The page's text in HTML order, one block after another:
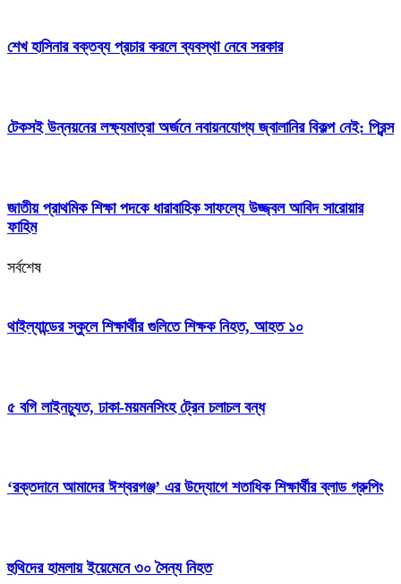
শেখ হাসিনার বক্তব্য প্রচার করলে ব্যবস্থা নেবে সরকার
টেকসই উন্নয়নের লক্ষ্যমাত্রা অর্জনে নবায়নযোগ্য জ্বালানির বিকল্প নেই: প্রিন্স
জাতীয় প্রাথমিক শিক্ষা পদকে ধারাবাহিক সাফল্যে উজ্জ্বল আবিদ সারোয়ার
ফাহিম
সর্বশেষ
থাইল্যান্ডের স্কুলে শিক্ষার্থীর গুলিতে শিক্ষক নিহত, আহত ১০
৫ বগি লাইনচ্যুত, ঢাকা-ময়মনসিংহ ট্রেন চলাচল বন্ধ
‘রক্তদানে আমাদের ঈশ্বরগঞ্জ’ এর উদ্যোগে শতাধিক শিক্ষার্থীর ব্লাড গ্রুপিং
হুথিদের হামলায় ইয়েমেনে ৩০ সৈন্য নিহত